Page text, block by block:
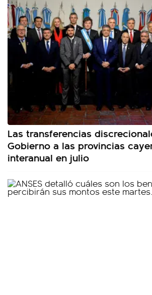
Las transferencias
Gobierno a las provincias
interanual en julio